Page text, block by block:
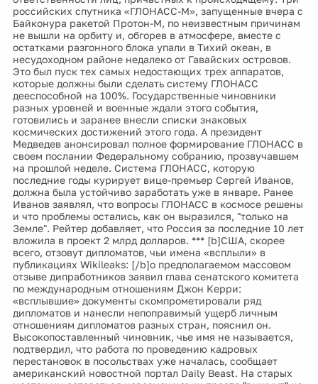
российских спутника «ГЛОНАСС-М», запущенные вчера с
Байконура ракетой Протон-М, по неизвестным причинам
не вышли на орбиту и, обгорев в атмосфере, вместе с
остатками разгонного блока упали в Тихий океан, в
несудоходном районе недалеко от Гавайских островов.
Это был пуск тех самых недостающих трех аппаратов,
которые должны были сделать систему ГЛОНАСС
дееспособной на 100%. Государственные чиновники
разных уровней и военные ждали этого события,
готовились и заранее внесли списки знаковых
космических достижений этого года. А президент
Медведев анонсировал полное формирование ГЛОНАСС в
своем послании Федеральному собранию, прозвучавшем
на прошлой неделе. Система ГЛОНАСС, которую
последние годы курирует вице-премьер Сергей Иванов,
должна была устойчиво заработать уже в январе. Ранее
Иванов заявлял, что вопросы ГЛОНАСС в космосе решены
и что проблемы остались, как он выразился, "только на
Земле". Рейтер добавляет, что Россия за последние 10 лет
вложила в проект 2 млрд долларов. *** [b]США, скорее
всего, отзовут дипломатов, чьи имена «всплыли» в
публикациях Wikileaks: [/b]о предполагаемом массовом
отзыве дипработников заявил глава сенатского комитета
по международным отношениям Джон Керри:
«всплывшие» документы скомпрометировали ряд
дипломатов и нанесли непоправимый ущерб личным
отношениям дипломатов разных стран, пояснил он.
Высокопоставленный чиновник, чье имя не называется,
подтвердил, что работа по проведению кадровых
перестановок в посольствах уже началась, сообщает
американский новостной портал Daily Beast. На старых